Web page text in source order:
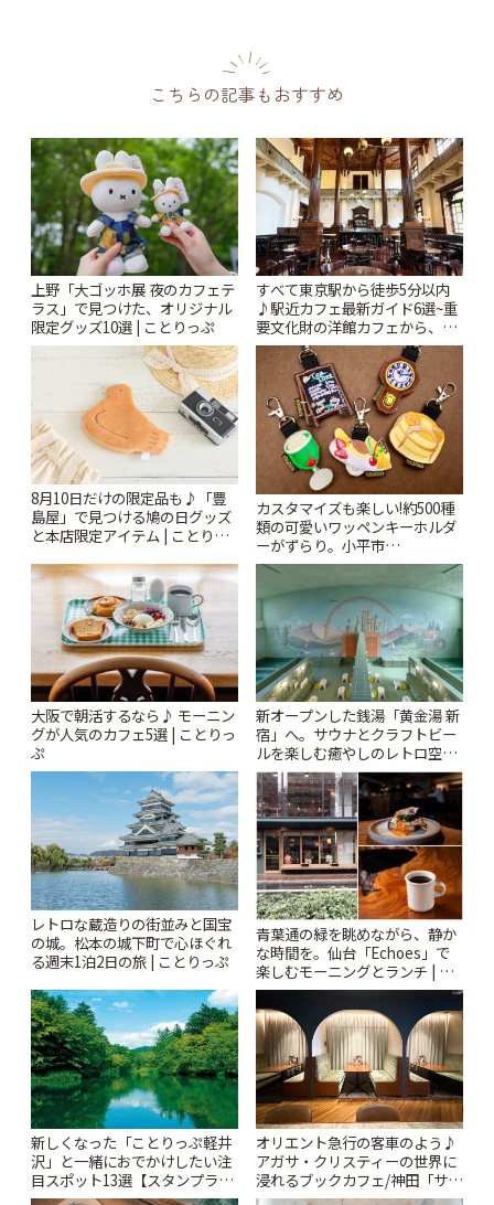
こちらの記事もおすすめ
上野「大ゴッホ展 夜のカフェテ
ラス」で見つけた、オリジナル
限定グッズ10選 | ことりっぷ
すべて東京駅から徒歩5分以内
♪駅近カフェ最新ガイド6選~重
要文化財の洋館カフェから、改
札すぐのレトロ喫茶まで~ | こと
りっぷ
8月10日だけの限定品も♪「豊
島屋」で見つける鳩の日グッズ
と本店限定アイテム | ことりっ
カスタマイズも楽しい!約500種
類の可愛いワッペンキーホルダ
ーがずらり。小平市
「Kimamaya T&K」 | ことりっ
大阪で朝活するなら♪ モーニン
グが人気のカフェ5選 | ことりっ
ぷ
新オープンした銭湯「黄金湯 新
宿」へ。サウナとクラフトビー
ルを楽しむ癒やしのレトロ空間
| ことりっぷ
レトロな蔵造りの街並みと国宝
の城。松本の城下町で心ほぐれ
る週末1泊2日の旅 | ことりっぷ
青葉通の緑を眺めながら、静か
な時間を。仙台「Echoes」で
楽しむモーニングとランチ | こ
とりっぷ
新しくなった「ことりっぷ軽井
沢」と一緒におでかけしたい注
目スポット13選【スタンプラリ
ー開催中】 | ことりっぷ
オリエント急行の客車のよう♪
アガサ・クリスティーの世界に
浸れるブックカフェ/神田「サロ
ンクリスティ」 | ことりっぷ